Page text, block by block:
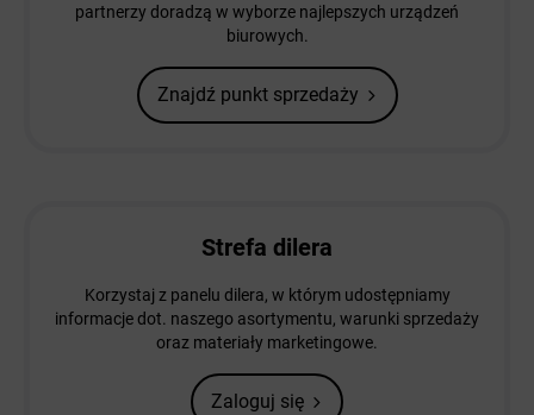
partnerzy doradzą w wyborze najlepszych urządzeń
biurowych.
Znajdź punkt sprzedaży
Strefa dilera
Korzystaj z panelu dilera, w którym udostępniamy
informacje dot. naszego asortymentu, warunki sprzedaży
oraz materiały marketingowe.
Zaloguj się